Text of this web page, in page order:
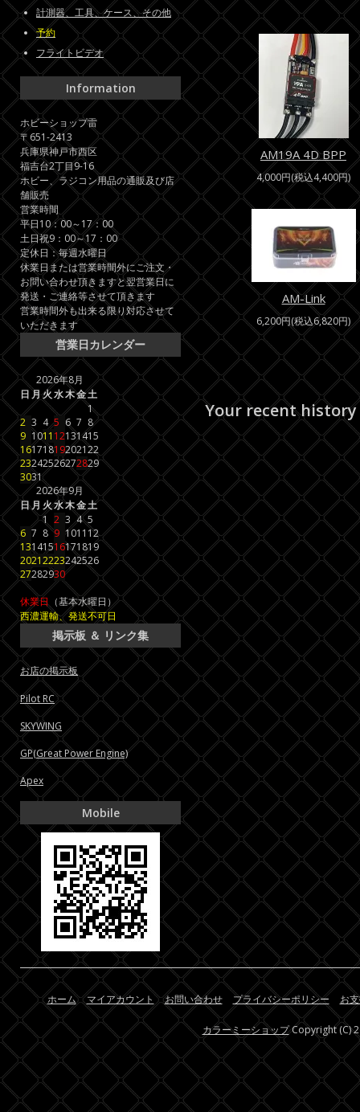
AM19A 4D BPP
4,000円(税込4,400円)
AM-Link
6,200円(税込6,820円)
Your recent history
計測器、工具、ケース、その他
予約
フライトビデオ
Information
ホビーショップ雷
〒651-2413
兵庫県神戸市西区
福吉台2丁目9-16
ホビー、ラジコン用品の通販及び店
舗販売
営業時間
平日10：00～17：00
土日祝9：00～17：00
定休日：毎週水曜日
休業日または営業時間外にご注文・
お問い合わせ頂きますと翌営業日に
発送・ご連絡等させて頂きます
営業時間外も出来る限り対応させて
いただきます
営業日カレンダー
2026年8月
日月火水木金土
1
2 3 4 5 6 7 8
9 1011 12131415
16171819202122
23242526272829
3031
2026年9月
日月 火水木金土
1 2 3 4 5
6 7 8 9 1011 12
13141516171819
20212223242526
27282930
休業日 （基本水曜日）
西濃運輸、発送不可日
掲示板 ＆ リンク集
お店の掲示板
Pilot RC
SKYWING
GP(Great Power Engine)
Apex
Mobile
ホーム マイアカウント お問い合わせ プライバシーポリシー お
カラーミーショップCopyright (C)